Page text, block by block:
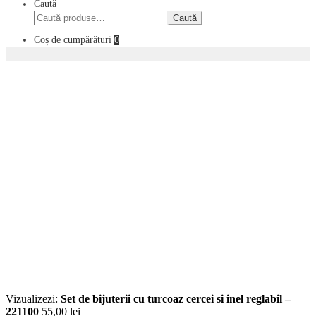
Caută
Caută
după:
Caută
Coș de cumpărături 0
Vizualizezi: Set de bijuterii cu turcoaz cercei si inel reglabil –
221100 55,00 lei